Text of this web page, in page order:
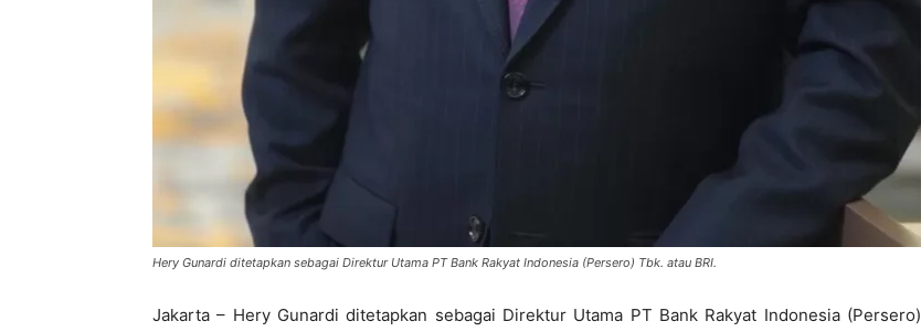
Hery Gunardi ditetapkan sebagai Direktur Utama PT Bank Rakyat Indonesia (Persero) Tbk. atau BRI.
Jakarta – Hery Gunardi ditetapkan sebagai Direktur Utama PT Bank Rakyat Indonesia (Persero)